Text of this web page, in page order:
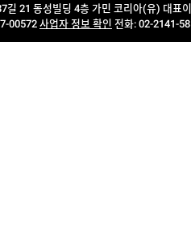
길 21 동성빌딩 4층 가민 코리아(유) 대표
00572 사업자 정보 확인 전화: 02-2141-